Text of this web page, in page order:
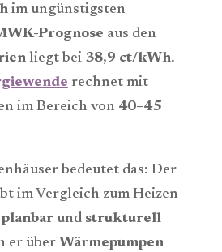
im ungünstigsten
Prognose aus den
liegt bei 38,9 ct/kWh.
rechnet mit
im Bereich von 40–45
bedeutet das: Der
im Vergleich zum Heizen
planbarund strukturell
er über Wärmepumpen